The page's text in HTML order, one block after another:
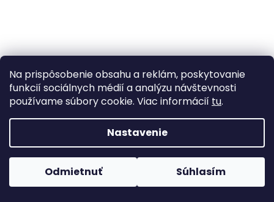
Na prispôsobenie obsahu a reklám, poskytovanie
funkcií sociálnych médií a analýzu návštevnosti
používame súbory cookie. Viac informácií tu.
Nastavenie
Odmietnuť Súhlasím